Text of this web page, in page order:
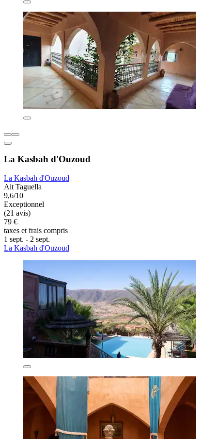
La Kasbah d'Ouzoud
La Kasbah d'Ouzoud
Ait Taguella
9,6/10
Exceptionnel
(21 avis)
79 €
taxes et frais compris
1 sept. - 2 sept.
La Kasbah d'Ouzoud